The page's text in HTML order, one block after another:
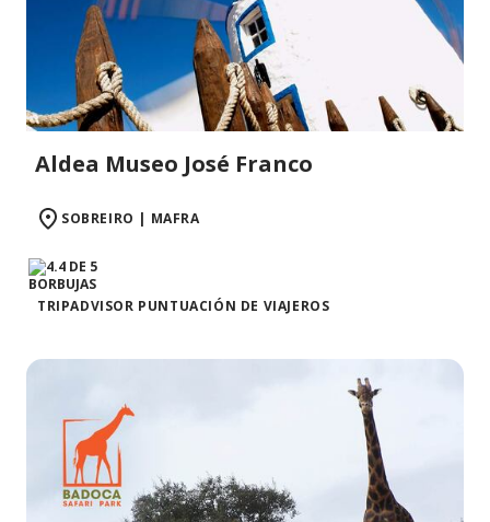
Aldea Museo José Franco
SOBREIRO | MAFRA
TRIPADVISOR PUNTUACIÓN DE VIAJEROS